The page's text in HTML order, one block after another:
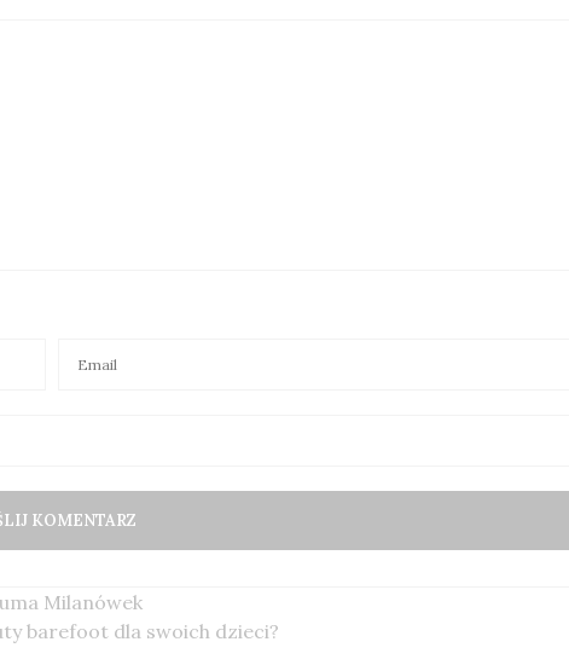
Milanówek
barefoot dla swoich dzieci?